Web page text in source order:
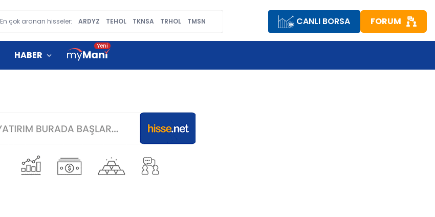
En çok aranan hisseler: ARDYZ TEHOL TKNSA TRHOL TMSN CANLI BORSA FORUM
HABER